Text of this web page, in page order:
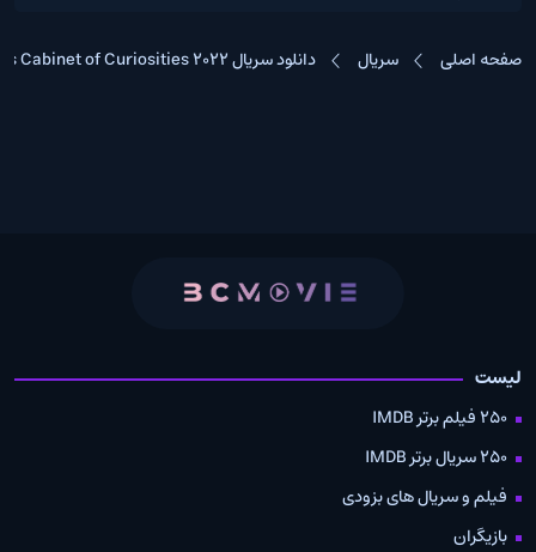
صفحه اصلی سریال دانلود سریال Guillermo del Toro’s Cabinet of Curiosities 2022
لیست
250 فیلم برتر IMDB
250 سریال برتر IMDB
فیلم و سریال های بزودی
بازیگران